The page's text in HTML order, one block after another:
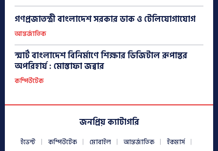
গণপ্রজাতন্ত্রী বাংলাদেশ সরকার ডাক ও টেলিযোগাযোগ
আন্তর্জাতিক
স্মার্ট বাংলাদেশ বিনির্মাণে শিক্ষার ডিজিটাল রূপান্তর
অপরিহার্য : মোস্তাফা জব্বার
কম্পিউটেক
জনপ্রিয় ক্যাটাগরি
ইভেন্ট কম্পিউটেক মোবাইল আন্তর্জাতিক
ইকমার্স